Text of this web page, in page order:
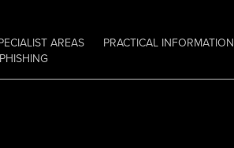
AREAS PRACTICAL INFORMATION